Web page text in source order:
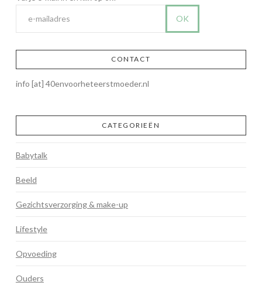
CONTACT
info [at] 40envoorheteerstmoeder.nl
CATEGORIEËN
Babytalk
Beeld
Gezichtsverzorging & make-up
Lifestyle
Opvoeding
Ouders